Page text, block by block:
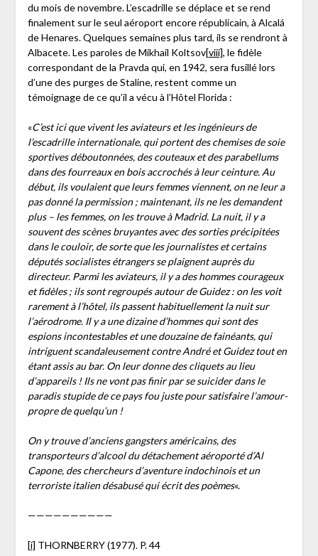
du mois de novembre. L’escadrille se déplace et se rend
finalement sur le seul aéroport encore républicain, à Alcalá
de Henares. Quelques semaines plus tard, ils se rendront à
Albacete. Les paroles de Mikhail Koltsov[viii], le fidèle
correspondant de la Pravda qui, en 1942, sera fusillé lors
d’une des purges de Staline, restent comme un
témoignage de ce qu’il a vécu à l’Hôtel Florida :
«C’est ici que vivent les aviateurs et les ingénieurs de
l’escadrille internationale, qui portent des chemises de soie
sportives déboutonnées, des couteaux et des parabellums
dans des fourreaux en bois accrochés à leur ceinture. Au
début, ils voulaient que leurs femmes viennent, on ne leur a
pas donné la permission ; maintenant, ils ne les demandent
plus – les femmes, on les trouve à Madrid. La nuit, il y a
souvent des scènes bruyantes avec des sorties précipitées
dans le couloir, de sorte que les journalistes et certains
députés socialistes étrangers se plaignent auprès du
directeur. Parmi les aviateurs, il y a des hommes courageux
et fidèles ; ils sont regroupés autour de Guidez : on les voit
rarement à l’hôtel, ils passent habituellement la nuit sur
l’aérodrome. Il y a une dizaine d’hommes qui sont des
espions incontestables et une douzaine de fainéants, qui
intriguent scandaleusement contre André et Guidez tout en
étant assis au bar. On leur donne des cliquets au lieu
d’appareils ! Ils ne vont pas finir par se suicider dans le
paradis stupide de ce pays fou juste pour satisfaire l’amour-
propre de quelqu’un !
On y trouve d’anciens gangsters américains, des
transporteurs d’alcool du détachement aéroporté d’Al
Capone, des chercheurs d’aventure indochinois et un
terroriste italien désabusé qui écrit des poèmes«.
——————————
[i] THORNBERRY (1977). P. 44